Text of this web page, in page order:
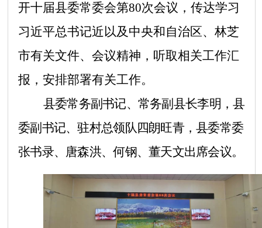
开十届县委常委会第80次会议，传达学习
习近平总书记近以及中央和自治区、林芝
市有关文件、会议精神，听取相关工作汇
报，安排部署有关工作。
县委常务副书记、常务副县长李明，县
委副书记、驻村总领队四朗旺青，县委常委
张书录、唐森洪、何钢、董天文出席会议。